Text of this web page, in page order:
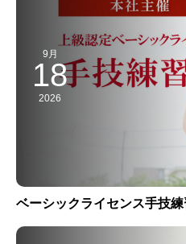
9月
18
2026
ベーシックライセンス手技練